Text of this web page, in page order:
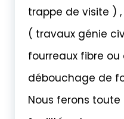
trappe de visite )
( travaux génie
fourreaux fibre
débouchage de
Nous ferons